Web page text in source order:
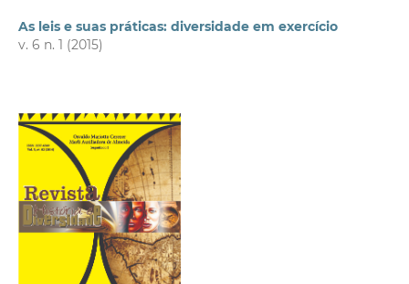
As leis e suas práticas: diversidade em exercício
v. 6 n. 1 (2015)